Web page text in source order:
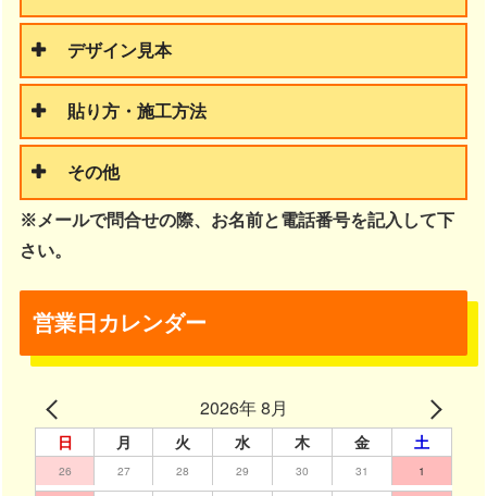
デザイン見本
貼り方・施工方法
その他
※メールで問合せの際、お名前と電話番号を記入して下
さい。
営業日カレンダー
2026年 8月
日 月 火 水 木 金 土
26 27 28 29 30 31 1